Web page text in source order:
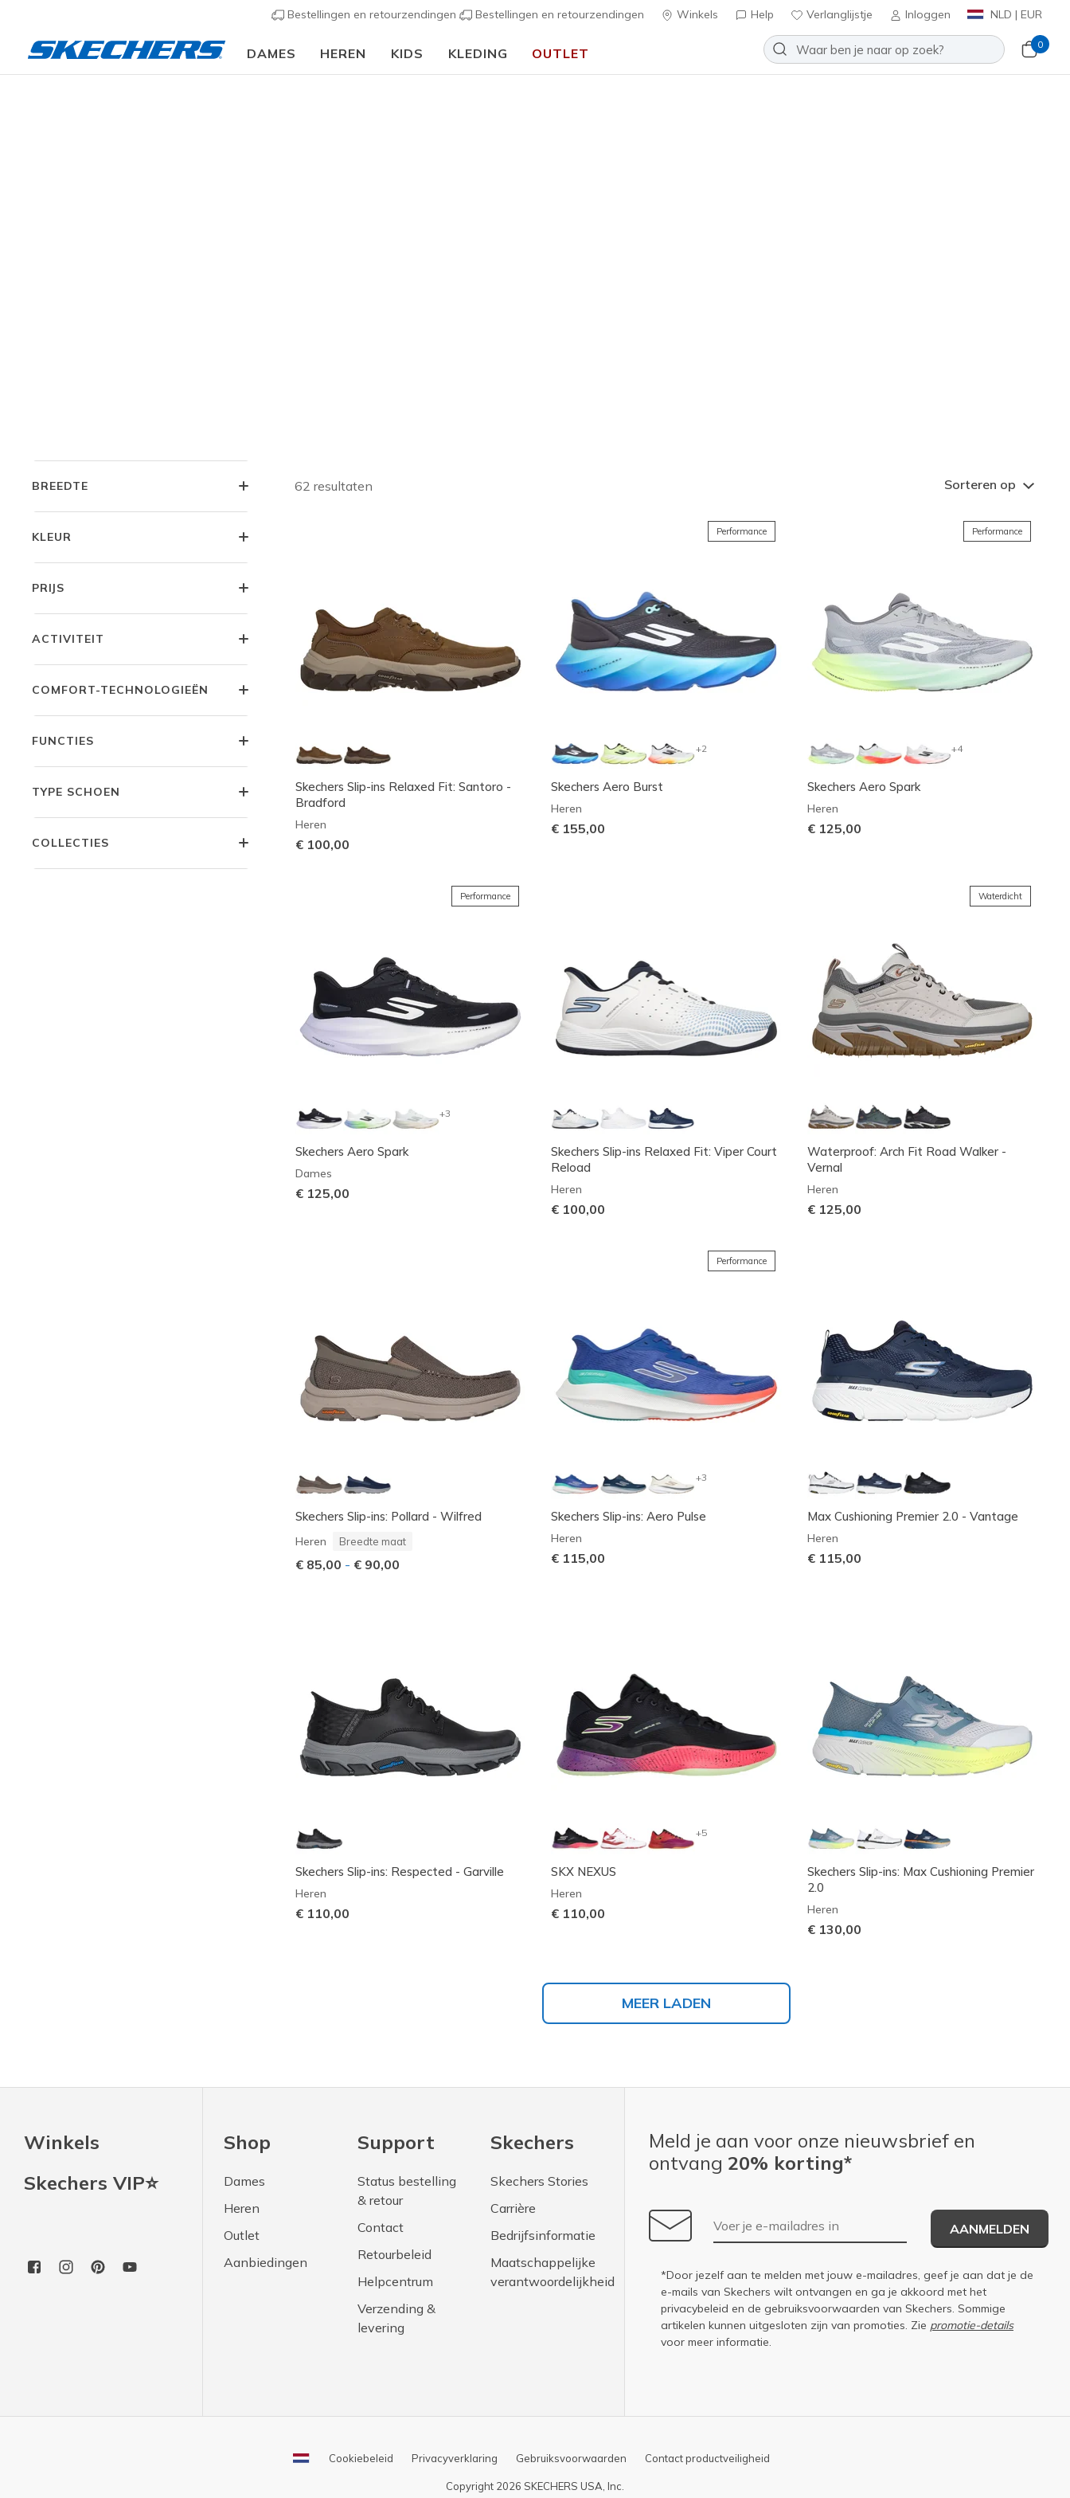
Bestellingen en retourzendingen Bestellingen en retourzendingen Winkels Help Verlanglijstje Inloggen NLD | EUR
DAMES HEREN KIDS KLEDING OUTLET
0
BREEDTE
KLEUR
PRIJS
ACTIVITEIT
COMFORT-TECHNOLOGIEËN
FUNCTIES
TYPE SCHOEN
COLLECTIES
62 resultaten Sorteren op
Skechers Slip-ins Relaxed Fit: Santoro -
Bradford
Heren
€ 100,00
Performance
+2
Skechers Aero Burst
Heren
€ 155,00
Performance
+4
Skechers Aero Spark
Heren
€ 125,00
Performance
+3
Skechers Aero Spark
Dames
€ 125,00
Skechers Slip-ins Relaxed Fit: Viper Court
Reload
Heren
€ 100,00
Waterdicht
Waterproof: Arch Fit Road Walker -
Vernal
Heren
€ 125,00
Skechers Slip-ins: Pollard - Wilfred
Heren Breedte maat
€ 85,00 - € 90,00
Performance
+3
Skechers Slip-ins: Aero Pulse
Heren
€ 115,00
Max Cushioning Premier 2.0 - Vantage
Heren
€ 115,00
Skechers Slip-ins: Respected - Garville
Heren
€ 110,00
+5
SKX NEXUS
Heren
€ 110,00
Skechers Slip-ins: Max Cushioning Premier
2.0
Heren
€ 130,00
MEER LADEN
Winkels
Skechers VIP⭐
Shop
Dames
Heren
Outlet
Aanbiedingen
Support
Status bestelling
& retour
Contact
Retourbeleid
Helpcentrum
Verzending &
levering
Skechers
Skechers Stories
Carrière
Bedrijfsinformatie
Maatschappelijke
verantwoordelijkheid
Meld je aan voor onze nieuwsbrief en
ontvang 20% korting*
E-mailadres
AANMELDEN
*Door jezelf aan te melden met jouw e-mailadres, geef je aan dat je de
e-mails van Skechers wilt ontvangen en ga je akkoord met het
privacybeleid en de gebruiksvoorwaarden van Skechers. Sommige
artikelen kunnen uitgesloten zijn van promoties. Zie promotie-details
voor meer informatie.
Cookiebeleid Privacyverklaring Gebruiksvoorwaarden Contact productveiligheid
Copyright 2026 SKECHERS USA, Inc.